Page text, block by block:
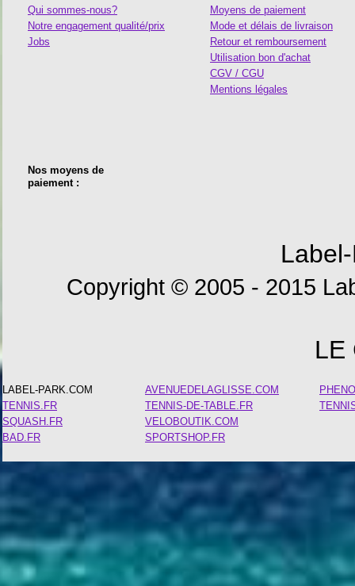
Qui sommes-nous?
Notre engagement qualité/prix
Jobs
Moyens de paiement
Mode et délais de livraison
Retour et remboursement
Utilisation bon d'achat
CGV / CGU
Mentions légales
Nos moyens de
paiement :
Copyright © 2005 - 2015
LE
LABEL-PARK.COM
TENNIS.FR
SQUASH.FR
BAD.FR
AVENUEDELAGLISSE.COM
TENNIS-DE-TABLE.FR
VELOBOUTIK.COM
SPORTSHOP.FR